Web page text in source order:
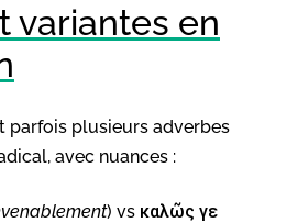
variantes en
parfois plusieurs adverbes
avec nuances :
) vs καλῶς γε